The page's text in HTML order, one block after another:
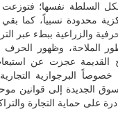
السلطة نفسها؛ فتوزعت
محدودة نسبياً، كما بقي
والزراعية ببطء عبر
الملاحة، وظهور الحرف
القديمة عجزت عن
البرجوازية
الجديدة إلى قوانين
على حماية التجارة